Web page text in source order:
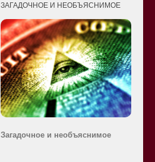
ЗАГАДОЧНОЕ И НЕОБЪЯСНИМОЕ
Загадочное и необъяснимое